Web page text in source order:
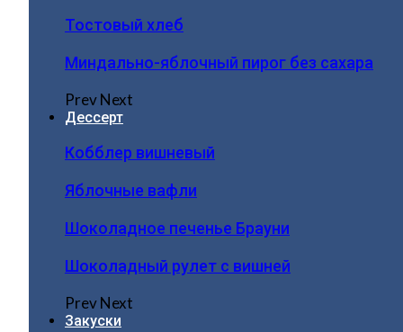
Тостовый хлеб
Миндально-яблочный пирог без сахара
PrevNext
Дессерт
Кобблер вишневый
Яблочные вафли
Шоколадное печенье Брауни
Шоколадный рулет с вишней
PrevNext
Закуски